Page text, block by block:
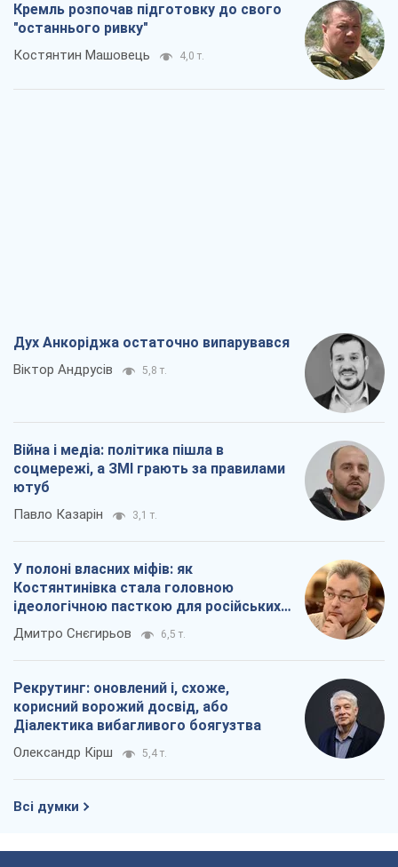
Кремль розпочав підготовку до свого
"останнього ривку"
Костянтин Машовець 4,0 т.
Дух Анкоріджа остаточно випарувався
Віктор Андрусів 5,8 т.
Війна і медіа: політика пішла в
соцмережі, а ЗМІ грають за правилами
ютуб
Павло Казарін 3,1 т.
У полоні власних міфів: як
Костянтинівка стала головною
ідеологічною пасткою для російських
окупантів
Дмитро Снєгирьов 6,5 т.
Рекрутинг: оновлений і, схоже,
корисний ворожий досвід, або
Діалектика вибагливого боягузтва
Олександр Кірш 5,4 т.
Всі думки